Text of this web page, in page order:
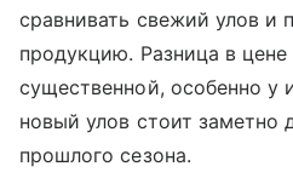
сравнивать свежий улов и
продукцию. Разница в
существенной, особенно у
новый улов стоит заметно
прошлого сезона.